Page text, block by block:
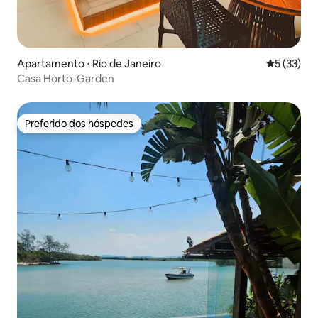
Apartamento ⋅ Rio de Janeiro 5 de uma
5 (33)
Casa Horto-Garden
Preferido dos hóspedes
Preferido dos hóspedes